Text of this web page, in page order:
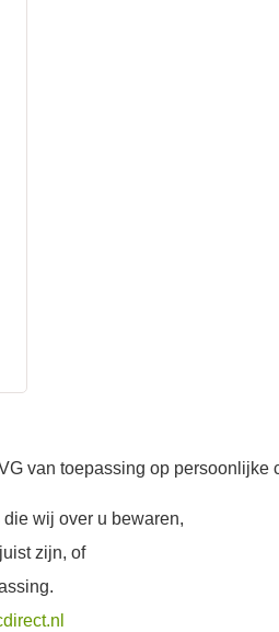
van toepassing op persoonlijke
wij over u bewaren,
zijn, of